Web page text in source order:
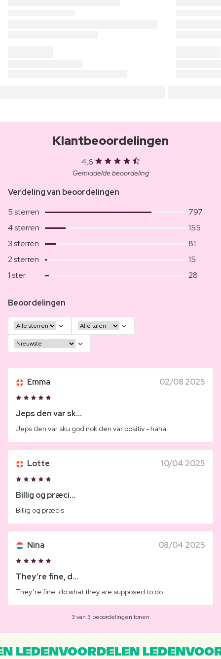
Klantbeoordelingen
4,6
Gemiddelde beoordeling
Verdeling van beoordelingen
5 sterren
797
4 sterren
155
3 sterren
81
2 sterren
15
1 ster
28
Beoordelingen
Emma 02/08 2025
Jeps den var sk...
Jeps den var sku god nok den var positiv - haha
Lotte 10/04 2025
Billig og præci...
Billig og præcis
Nina 08/04 2025
They’re fine, d...
They’re fine, do what they are supposed to do.
3 van 3 beoordelingen tonen
LEDENVOORDELEN